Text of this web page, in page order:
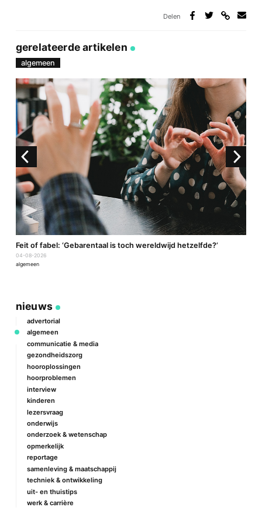
Delen
gerelateerde artikelen
algemeen
Feit of fabel: ‘Gebarentaal is toch wereldwijd hetzelfde?’
04-08-2026
algemeen
nieuws
advertorial
algemeen
communicatie & media
gezondheidszorg
hooroplossingen
hoorproblemen
interview
kinderen
lezersvraag
onderwijs
onderzoek & wetenschap
opmerkelijk
reportage
samenleving & maatschappij
techniek & ontwikkeling
uit- en thuistips
werk & carrière